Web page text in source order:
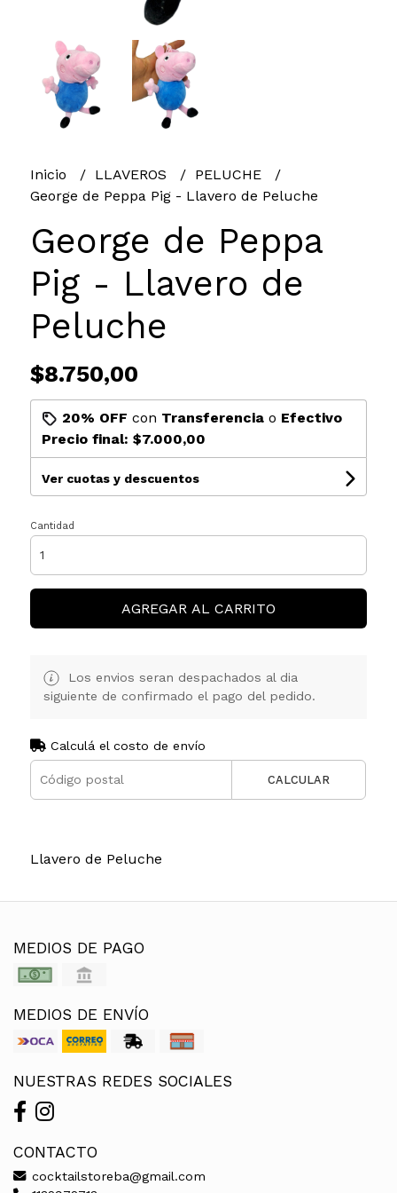
Inicio LLAVEROS
PELUCHE
George de Peppa Pig - Llavero de Peluche
George de Peppa
Pig - Llavero de
Peluche
$8.750,00
20% OFF con Transferenciao Efectivo
Precio final: $7.000,00
Ver cuotas y descuentos
Cantidad
AGREGAR AL CARRITO
Los envios seran despachados al dia
siguiente de confirmado el pago del pedido.
Calculá el costo de envío
CALCULAR
Llavero de Peluche
MEDIOS DE PAGO
MEDIOS DE ENVÍO
NUESTRAS REDES SOCIALES
CONTACTO
cocktailstoreba@gmail.com